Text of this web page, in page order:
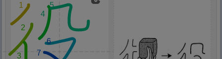
1
2
3
4
5
6
7